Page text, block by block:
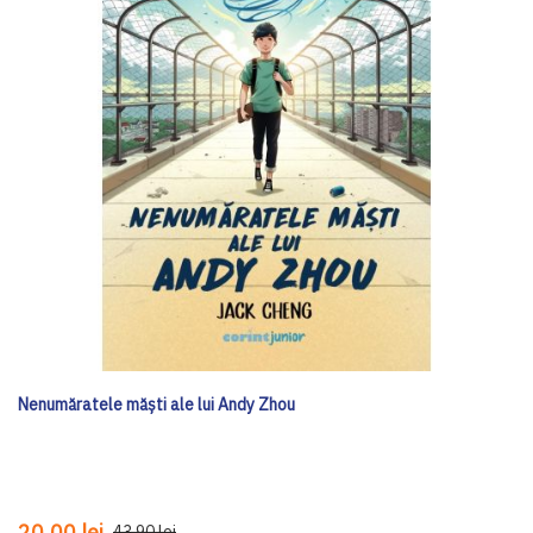
Nenumăratele măști ale lui Andy Zhou